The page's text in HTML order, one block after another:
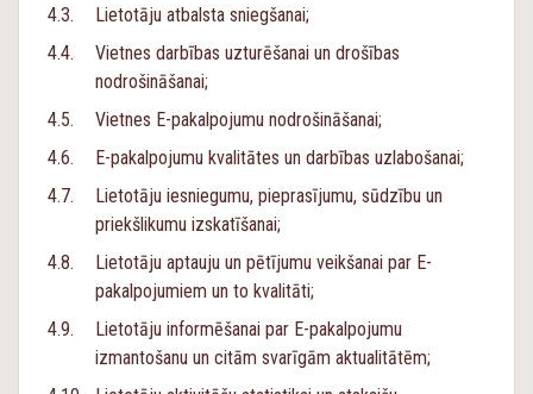
Lietotāju atbalsta sniegšanai;
Vietnes darbības uzturēšanai un drošības
nodrošināšanai;
Vietnes E-pakalpojumu nodrošināšanai;
E-pakalpojumu kvalitātes un darbības uzlabošanai;
Lietotāju iesniegumu, pieprasījumu, sūdzību un
priekšlikumu izskatīšanai;
Lietotāju aptauju un pētījumu veikšanai par E-
pakalpojumiem un to kvalitāti;
Lietotāju informēšanai par E-pakalpojumu
izmantošanu un citām svarīgām aktualitātēm;